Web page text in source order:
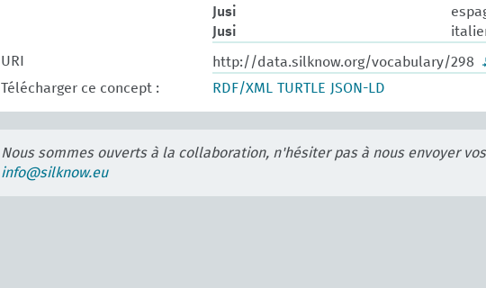
Jusi
Jusi
URI
http://data.silknow.org/vocabulary/298
Télécharger ce concept :
RDF/XML TURTLE JSON-LD
Nous sommes ouverts à la collaboration, n'hésiter pas à nous envoyer
info@silknow.eu